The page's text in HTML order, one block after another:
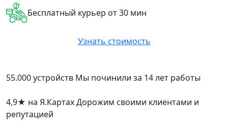
Бесплатный курьер от 30 мин
Узнать стоимость
55.000 устройств Мы починили за 14 лет работы
4,9★ на Я.КартахДорожим своими клиентами и
репутацией